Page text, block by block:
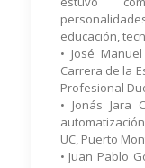
educación,
• José
Carrera de la
Profesional
• Jonás Jara
UC, Puerto
• Juan Pablo